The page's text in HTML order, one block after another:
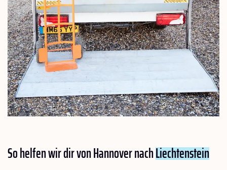
So helfen wir dir von Hannover nachLiechtenstein